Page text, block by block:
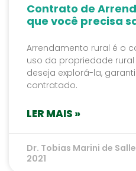
Contrato de
que você precisa
Arrendamento rural é o
uso da propriedade
deseja explorá-la,
contratado.
LER MAIS »
Dr. Tobias Marini de
2021